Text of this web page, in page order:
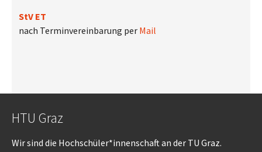
StV ET
nach Terminvereinbarung per Mail
HTU Graz
Wir sind die Hochschüler*innenschaft an der TU Graz.